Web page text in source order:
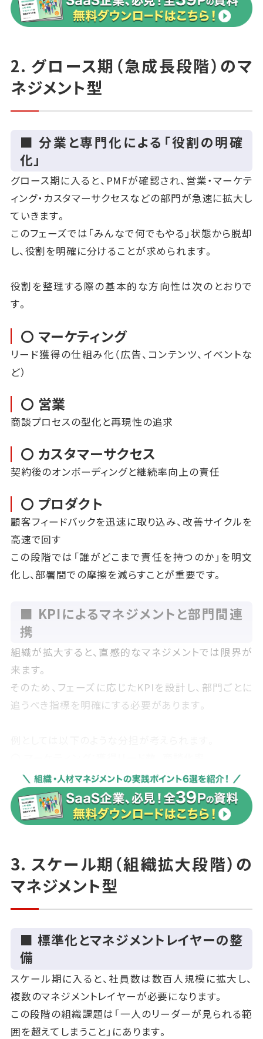
2. グロース期（急成長段階）のマ
ネジメント型
■ 分業と専門化による「役割の明確
化」
グロース期に入ると、PMFが確認され、営業・マーケテ
ィング・カスタマーサクセスなどの部門が急速に拡大し
ていきます。
このフェーズでは「みんなで何でもやる」状態から脱却
し、役割を明確に分けることが求められます。
役割を整理する際の基本的な方向性は次のとおりで
す。
〇 マーケティング
リード獲得の仕組み化（広告、コンテンツ、イベントな
ど）
〇 営業
商談プロセスの型化と再現性の追求
〇 カスタマーサクセス
契約後のオンボーディングと継続率向上の責任
〇 プロダクト
顧客フィードバックを迅速に取り込み、改善サイクルを
高速で回す
この段階では「誰がどこまで責任を持つのか」を明文
化し、部署間での摩擦を減らすことが重要です。
■ KPIによるマネジメントと部門間連
携
組織が拡大すると、直感的なマネジメントでは限界が
来ます。
そのため、フェーズに応じたKPIを設計し、部門ごとに
追うべき指標を明確にする必要があります。
〇 営業：受注率、平均契約額、セールスサイクルの短
縮
〇 カスタマーサクセス：オンボーディング完了率、解
約率、拡張売上
ゲージメント指標
これらを「バラバラに追う」のではなく、事業全体の成
また、急成長期には「部門間の分断」が生じやすいで
す。
マーケティングと営業、営業とCS、CSとプロダクトの間
で責任の押し付け合いが起きないよう
定期的なクロス部門会議や共通KPIを導入することが
効果的です。
3. スケール期（組織拡大段階）の
マネジメント型
■ 標準化とマネジメントレイヤーの整
備
スケール期に入ると、社員数は数百人規模に拡大し、
複数のマネジメントレイヤーが必要になります。
この段階の組織課題は「一人のリーダーが見られる範
囲を超えてしまうこと」にあります。